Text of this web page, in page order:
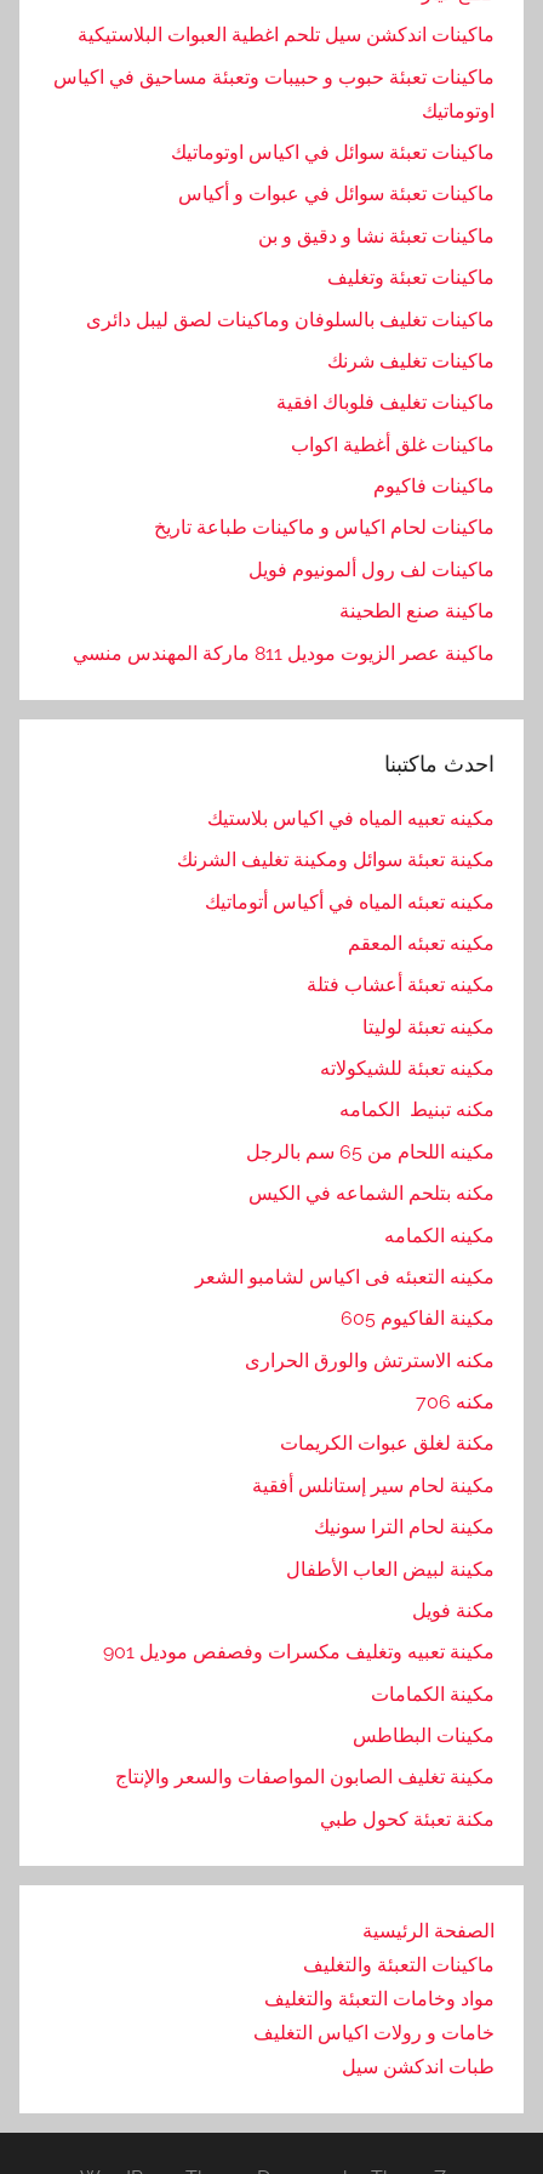
ماكينات اندكشن سيل تلحم اغطية العبوات البلاستيكية
ماكينات تعبئة حبوب و حبيبات وتعبئة مساحيق في اكياس
اوتوماتيك
ماكينات تعبئة سوائل في اكياس اوتوماتيك
ماكينات تعبئة سوائل في عبوات و أكياس
ماكينات تعبئة نشا و دقيق و بن
ماكينات تعبئة وتغليف
ماكينات تغليف بالسلوفان وماكينات لصق ليبل دائرى
ماكينات تغليف شرنك
ماكينات تغليف فلوباك افقية
ماكينات غلق أغطية اكواب
ماكينات فاكيوم
ماكينات لحام اكياس و ماكينات طباعة تاريخ
ماكينات لف رول ألمونيوم فويل
ماكينة صنع الطحينة
ماكينة عصر الزيوت موديل 811 ماركة المهندس منسي
احدث ماكتبنا
مكينه تعبيه المياه في اكياس بلاستيك
مكينة تعبئة سوائل ومكينة تغليف الشرنك
مكينه تعبئه المياه في أكياس أتوماتيك
مكينه تعبئه المعقم
مكينه تعبئة أعشاب فتلة
مكينه تعبئة لوليتا
مكينه تعبئة للشيكولاته
مكنه تبنيط الكمامه
مكينه اللحام من 65 سم بالرجل
مكنه بتلحم الشماعه في الكيس
مكينه الكمامه
مكينه التعبئه فى اكياس لشامبو الشعر
مكينة الفاكيوم 605
مكنه الاسترتش والورق الحرارى
مكنه 706
مكنة لغلق عبوات الكريمات
مكينة لحام سير إستانلس أفقية
مكينة لحام الترا سونيك
مكينة لبيض العاب الأطفال
مكنة فويل
مكينة تعبيه وتغليف مكسرات وفصفص موديل 901
مكينة الكمامات
مكينات البطاطس
مكينة تغليف الصابون المواصفات والسعر والإنتاج
مكنة تعبئة كحول طبي
الصفحة الرئيسية
ماكينات التعبئة والتغليف
مواد وخامات التعبئة والتغليف
خامات و رولات اكياس التغليف
طبات اندكشن سيل